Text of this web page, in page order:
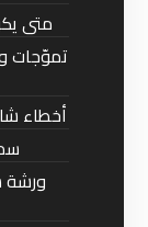
متى
تموّجات
أخطاء
ورشة